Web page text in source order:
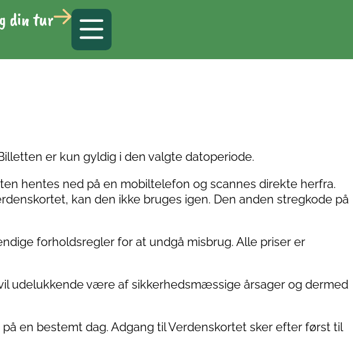
din tur
er kun gyldig i den valgte datoperiode.
hentes ned på en mobiltelefon og scannes direkte herfra.
kan den ikke bruges igen. Den anden stregkode på
forholdsregler for at undgå misbrug. Alle priser er
udelukkende være af sikkerhedsmæssige årsager og dermed
en bestemt dag. Adgang til Verdenskortet sker efter først til